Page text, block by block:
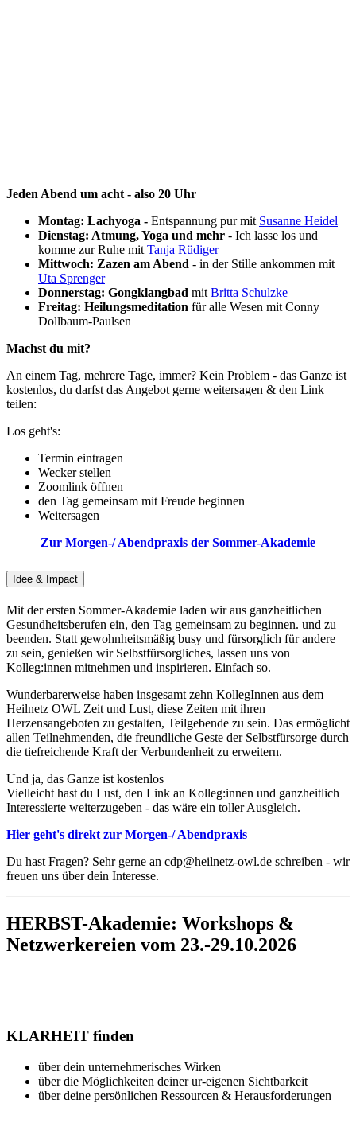
Jeden Abend um acht - also 20 Uhr
Montag: Lachyoga - Entspannung pur mit Susanne Heidel
Dienstag: Atmung, Yoga und mehr - Ich lasse los und
komme zur Ruhe mit Tanja Rüdiger
Mittwoch: Zazen am Abend - in der Stille ankommen mit
Uta Sprenger
Donnerstag: Gongklangbad mit Britta Schulzke
Freitag: Heilungsmeditation für alle Wesen mit Conny
Dollbaum-Paulsen
Machst du mit?
An einem Tag, mehrere Tage, immer? Kein Problem - das Ganze ist
kostenlos, du darfst das Angebot gerne weitersagen & den Link
teilen:
Los geht's:
Termin eintragen
Wecker stellen
Zoomlink öffnen
den Tag gemeinsam mit Freude beginnen
Weitersagen
Zur Morgen-/ Abendpraxis der Sommer-Akademie
Idee & Impact
Mit der ersten Sommer-Akademie laden wir aus ganzheitlichen
Gesundheitsberufen ein, den Tag gemeinsam zu beginnen. und zu
beenden. Statt gewohnheitsmäßig busy und fürsorglich für andere
zu sein, genießen wir Selbstfürsorgliches, lassen uns von
Kolleg:innen mitnehmen und inspirieren. Einfach so.
Wunderbarerweise haben insgesamt zehn KollegInnen aus dem
Heilnetz OWL Zeit und Lust, diese Zeiten mit ihren
Herzensangeboten zu gestalten, Teilgebende zu sein. Das ermöglicht
allen Teilnehmenden, die freundliche Geste der Selbstfürsorge durch
die tiefreichende Kraft der Verbundenheit zu erweitern.
Und ja, das Ganze ist kostenlos
Vielleicht hast du Lust, den Link an Kolleg:innen und ganzheitlich
Interessierte weiterzugeben - das wäre ein toller Ausgleich.
Hier geht's direkt zur Morgen-/ Abendpraxis
Du hast Fragen? Sehr gerne an cdp@heilnetz-owl.de schreiben - wir
freuen uns über dein Interesse.
HERBST-Akademie: Workshops &
Netzwerkereien vom 23.-29.10.2026
KLARHEIT finden
über dein unternehmerisches Wirken
über die Möglichkeiten deiner ur-eigenen Sichtbarkeit
über deine persönlichen Ressourcen & Herausforderungen